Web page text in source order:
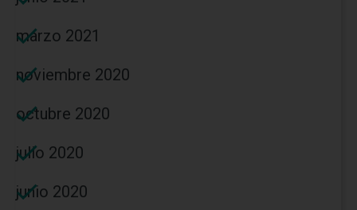
marzo 2021
noviembre 2020
octubre 2020
julio 2020
junio 2020